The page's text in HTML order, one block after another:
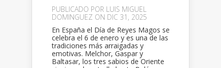
PUBLICADO POR LUIS MIGUEL
DOMINGUEZ ON DIC 31, 2025
En España el Día de Reyes Magos se
celebra el 6 de enero y es una de las
tradiciones más arraigadas y
emotivas. Melchor, Gaspar y
Baltasar, los tres sabios de Oriente